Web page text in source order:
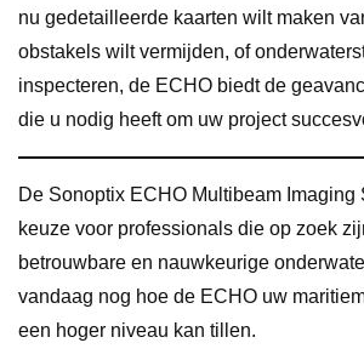
nu gedetailleerde kaarten wilt maken
obstakels wilt vermijden, of
inspecteren, de ECHO biedt de
die u nodig heeft om uw project
De Sonoptix ECHO Multibeam Imaging
keuze voor professionals die op zoek
betrouwbare en nauwkeurige
vandaag nog hoe de ECHO uw
een hoger niveau kan tillen.